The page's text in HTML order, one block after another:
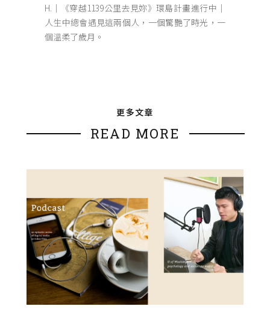
H.｜《穿越1139公里去見妳》環島計畫進行中｜
人生中總會遇見這兩個人，一個驚艷了時光，一
個溫柔了歲月。
更多文章
READ MORE